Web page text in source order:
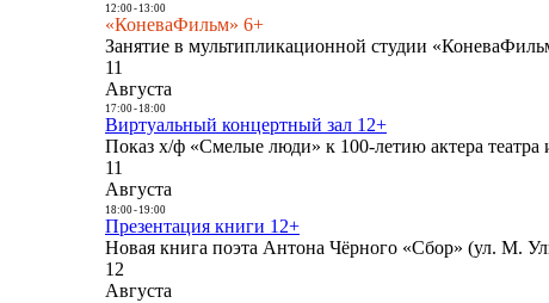
12:00- 13:00
«КоневаФильм» 6+
Занятие в мультипликационной студии
11
Августа
17:00- 18:00
Виртуальный концертный зал 12+
Показ х/ф «Смелые люди» к 100-летию актера
11
Августа
18:00- 19:00
Презентация книги 12+
Новая книга поэта Антона Чёрного «Сбор» (ул. М.
12
Августа